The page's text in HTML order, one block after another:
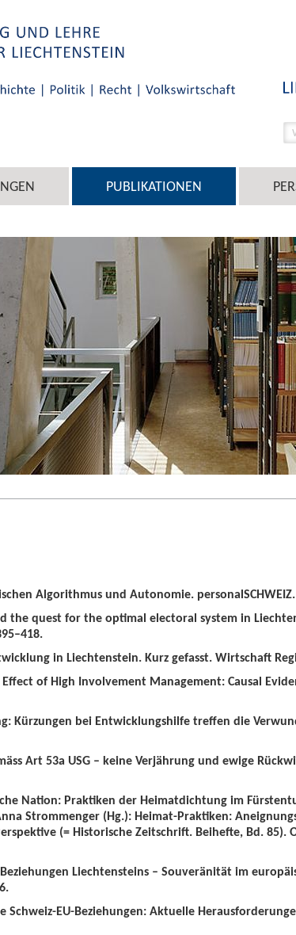
PUBLIKATIONEN
Algorithmus und Autonomie.
the quest for the optimal electoral system in
in Liechtenstein. Kurz gefasst. Wirtschaft
of High Involvement Management: Causal
Kürzungen bei Entwicklungshilfe treffen die
Art 53a USG – keine Verjährung und ewige
Nation: Praktiken der Heimatdichtung im
Strommenger (Hg.): Heimat-Praktiken:
(= Historische Zeitschrift. Beihefte, Bd. 85).
Liechtensteins – Souveränität im
EU-Beziehungen: Aktuelle